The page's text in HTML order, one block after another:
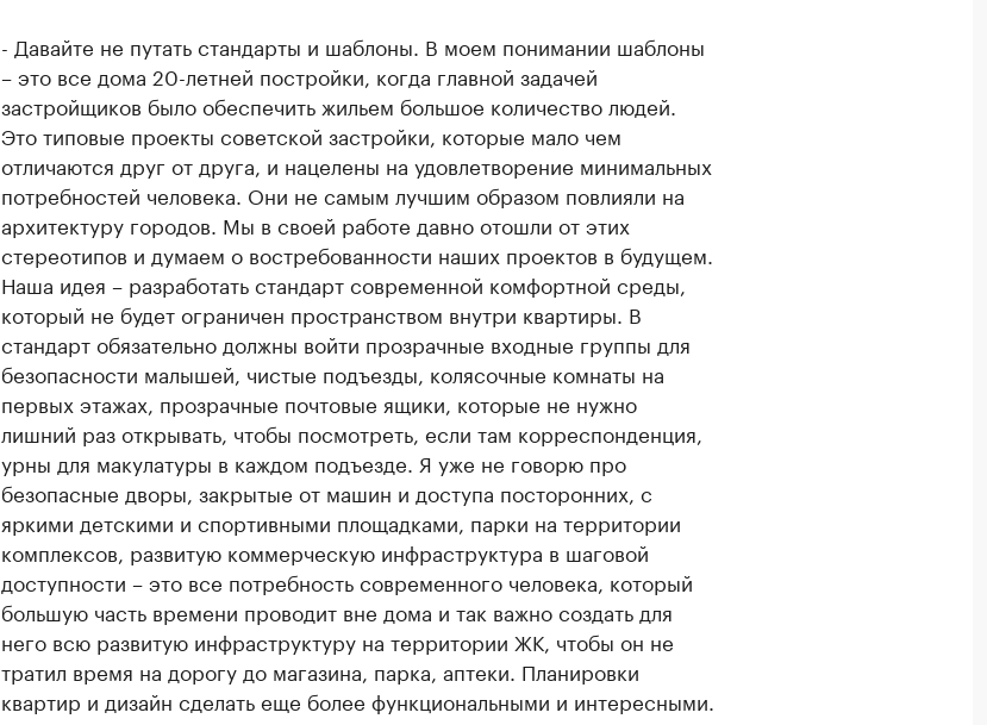
- Давайте не путать стандарты и шаблоны. В моем понимании шаблоны
– это все дома 20-летней постройки, когда главной задачей
застройщиков было обеспечить жильем большое количество людей.
Это типовые проекты советской застройки, которые мало чем
отличаются друг от друга, и нацелены на удовлетворение минимальных
потребностей человека. Они не самым лучшим образом повлияли на
архитектуру городов. Мы в своей работе давно отошли от этих
стереотипов и думаем о востребованности наших проектов в будущем.
Наша идея – разработать стандарт современной комфортной среды,
который не будет ограничен пространством внутри квартиры. В
стандарт обязательно должны войти прозрачные входные группы для
безопасности малышей, чистые подъезды, колясочные комнаты на
первых этажах, прозрачные почтовые ящики, которые не нужно
лишний раз открывать, чтобы посмотреть, если там корреспонденция,
урны для макулатуры в каждом подъезде. Я уже не говорю про
безопасные дворы, закрытые от машин и доступа посторонних, с
яркими детскими и спортивными площадками, парки на территории
комплексов, развитую коммерческую инфраструктура в шаговой
доступности – это все потребность современного человека, который
большую часть времени проводит вне дома и так важно создать для
него всю развитую инфраструктуру на территории ЖК, чтобы он не
тратил время на дорогу до магазина, парка, аптеки. Планировки
квартир и дизайн сделать еще более функциональными и интересными.